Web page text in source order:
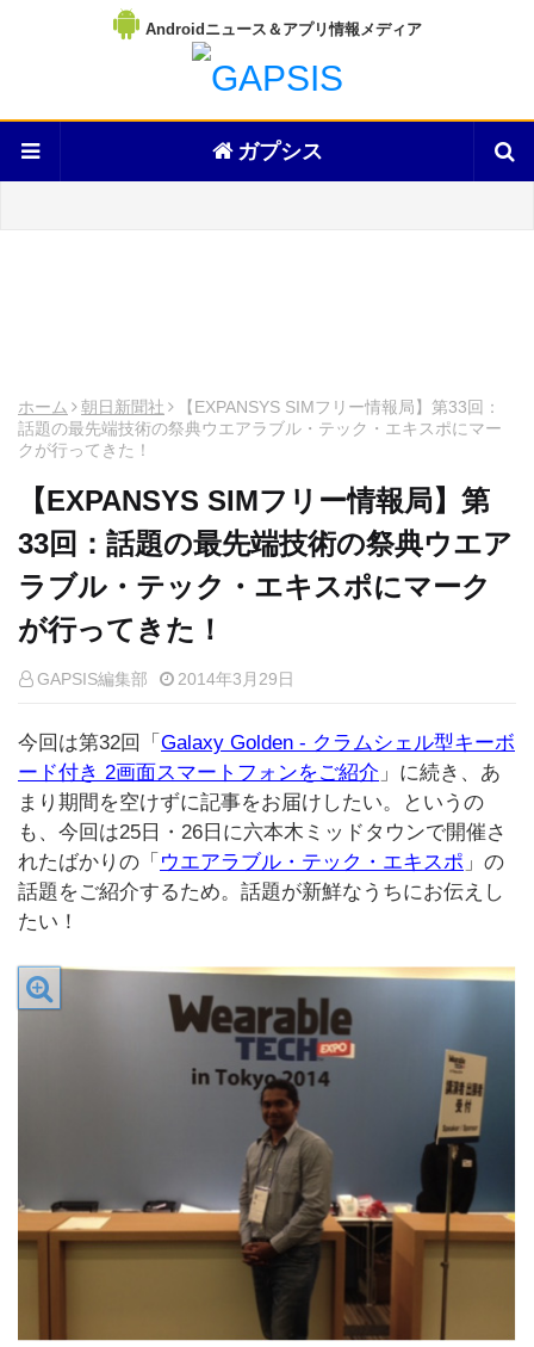
Androidニュース＆アプリ情報メディア
ガプシス
ホーム 朝日新聞社
【EXPANSYS SIMフリー情報局】第33回：
話題の最先端技術の祭典ウエアラブル・テック・エキスポにマー
クが行ってきた！
【EXPANSYS SIMフリー情報局】第
33回：話題の最先端技術の祭典ウエア
ラブル・テック・エキスポにマーク
が行ってきた！
GAPSIS編集部 2014年3月29日
今回は第32回「 Galaxy Golden - クラムシェル型キーボ
ード付き 2画面スマートフォンをご紹介 」に続き、あ
まり期間を空けずに記事をお届けしたい。というの
も、今回は25日・26日に六本木ミッドタウンで開催さ
れたばかりの「 ウエアラブル・テック・エキスポ 」の
話題をご紹介するため。話題が新鮮なうちにお伝えし
たい！